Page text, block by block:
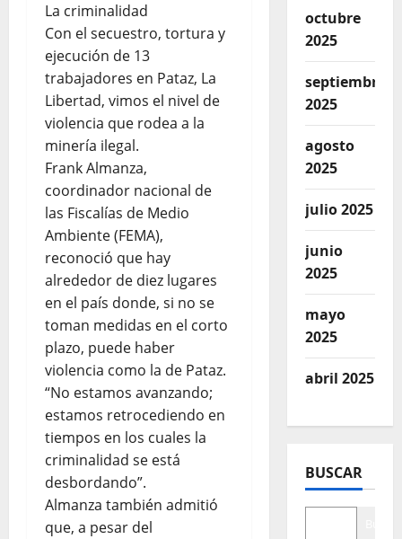
La criminalidad
Con el secuestro, tortura y
ejecución de 13
trabajadores en Pataz, La
Libertad, vimos el nivel de
violencia que rodea a la
minería ilegal.
Frank Almanza,
coordinador nacional de
las Fiscalías de Medio
Ambiente (FEMA),
reconoció que hay
alrededor de diez lugares
en el país donde, si no se
toman medidas en el corto
plazo, puede haber
violencia como la de Pataz.
“No estamos avanzando;
estamos retrocediendo en
tiempos en los cuales la
criminalidad se está
desbordando”.
Almanza también admitió
que, a pesar del
octubre
2025
septiembre
2025
agosto
2025
julio 2025
junio
2025
mayo
2025
abril 2025
BUSCAR